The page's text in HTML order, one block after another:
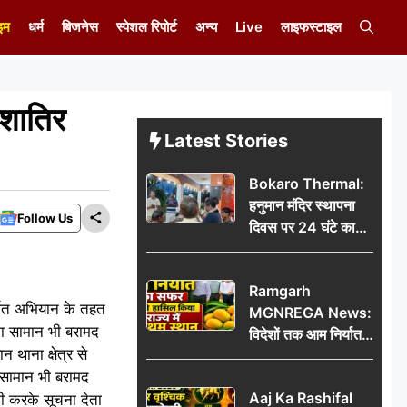
धर्म बिजनेस स्पेशल रिपोर्ट अन्य Live लाइफस्टाइल
Follow Us
अभियान के तहत
भी बरामद
थाना क्षेत्र से
भी बरामद
करके सूचना देता
Latest Stories
Bokaro Thermal:
हनुमान मंदिर स्थापना
दिवस पर 24 घंटे का
अखंड हरि कीर्तन,
थर्मल
Ramgarh
MGNREGA News:
विदेशों तक आम निर्यात
का सफर, जिले ने
प्रथम स्थान
Aaj Ka Rashifal